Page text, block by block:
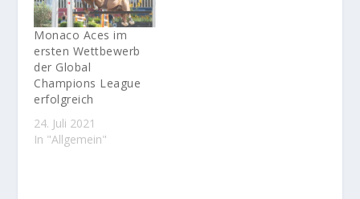
Monaco Aces im
ersten Wettbewerb
der Global
Champions League
erfolgreich
24. Juli 2021
In "Allgemein"